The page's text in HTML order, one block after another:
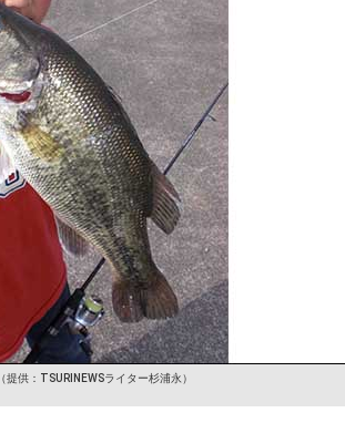
（提供：TSURINEWSライター杉浦永）